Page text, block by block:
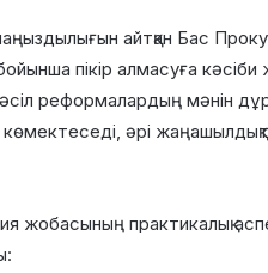
айтқан Бас
пікір алмасуға кәсіби
реформалардың мәнін
әрі
жобасының практикалық